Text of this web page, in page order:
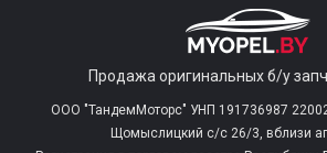
Продажа оригинальных б/у
ООО "ТандемМоторс" УНП 191736987
Щомыслицкий с/c 26/3, вблизи